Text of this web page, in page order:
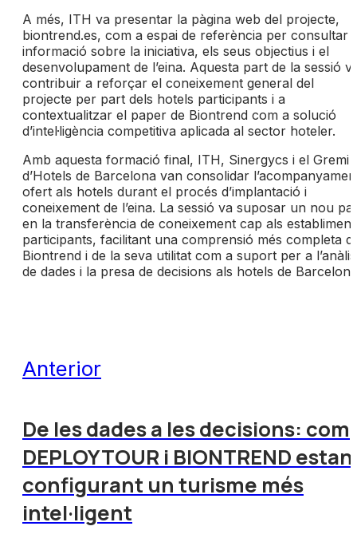
A més, ITH va presentar la pàgina web del projecte,
biontrend.es, com a espai de referència per consultar
informació sobre la iniciativa, els seus objectius i el
desenvolupament de l’eina. Aquesta part de la sessió
contribuir a reforçar el coneixement general del
projecte per part dels hotels participants i a
contextualitzar el paper de Biontrend com a solució
d’intel·ligència competitiva aplicada al sector hoteler.
Amb aquesta formació final, ITH, Sinergycs i el Gremi
d’Hotels de Barcelona van consolidar
ofert als hotels durant el procés d’implantació i
coneixement de l’eina. La sessió va suposar un nou
en la transferència de coneixement cap als
participants, facilitant una comprensió més completa
Biontrend i de la seva utilitat com a suport per a
de dades i la presa de decisions als hotels de
Anterior
De les dades a les decisions: com
DEPLOYTOUR i BIONTREND estan
configurant un turisme més
intel·ligent